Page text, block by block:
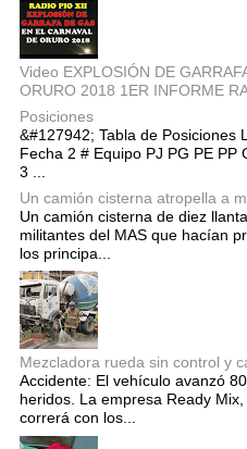
Video EXPLOSIÓN DE
ORURO 2018 1ER INFORME
Posiciones
&#127942; Tabla de Posiciones
Fecha 2 # Equipo PJ PG PE
3 ...
Un camión cisterna atropella a
Un camión cisterna de diez
militantes del MAS que hacían
los principa...
Mezcladora rueda sin control y
Accidente: El vehículo avanzó
heridos. La empresa Ready
correrá con los...